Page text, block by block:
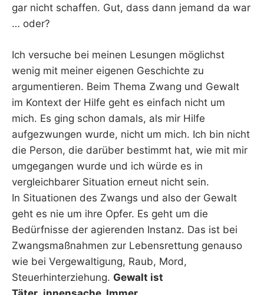
gar nicht schaffen. Gut, dass dann jemand da war
… oder?
Ich versuche bei meinen Lesungen möglichst
wenig mit meiner eigenen Geschichte zu
argumentieren. Beim Thema Zwang und Gewalt
im Kontext der Hilfe geht es einfach nicht um
mich. Es ging schon damals, als mir Hilfe
aufgezwungen wurde, nicht um mich. Ich bin nicht
die Person, die darüber bestimmt hat, wie mit mir
umgegangen wurde und ich würde es in
vergleichbarer Situation erneut nicht sein.
In Situationen des Zwangs und also der Gewalt
geht es nie um ihre Opfer. Es geht um die
Bedürfnisse der agierenden Instanz. Das ist bei
Zwangsmaßnahmen zur Lebensrettung genauso
wie bei Vergewaltigung, Raub, Mord,
Steuerhinterziehung. Gewalt ist